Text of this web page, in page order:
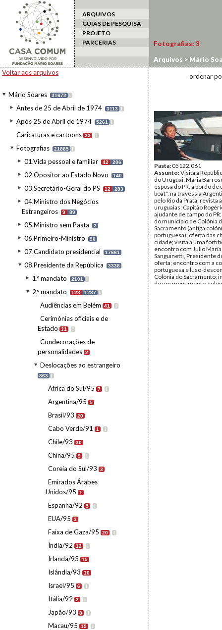
ARQUIVOS
GUIAS DE PESQUISA
PROJETO
PARCERIAS
Voltar aos arquivos
Mário Soares 31672 I
Antes de 25 de Abril de 1974 3113 I
Após 25 de Abril de 1974 5261 I
Caricaturas e cartoons 33 I
Fotografias 21885 I
01.Vida pessoal e familiar 42 206
02.Opositor ao Estado Novo 140
03.Secretário-Geral do PS 12 283
04.Ministro dos Negócios
Estrangeiros
9 89
05.Ministro sem Pasta 2
06.Primeiro-Ministro 90
07.Candidato presidencial 17661
08.Presidente da República 3338
1.º mandato 2101 I
2.º mandato 123 1237 I
Audiências em Belém 41 I
Cerimónias oficiais e de
Estado
31 I
Condecorações de
personalidades 2
Deslocações ao estrangeiro
863 I
África do Sul/95 7 I
Argentina/95 5
Brasil/93 20
Cabo Verde/91 1 I
Chile/93 30
China/95 9 I
Coreia do Sul/93 3
Emirados Árabes
Unidos/95
1
Espanha/92 5 I
EUA/95 3
Faixa de Gaza/95 20 I
Índia/92 12 I
Irlanda/93 15
Islândia/93 10
Israel/95 6 I
Itália/92 2 I
Japão/93 8 I
Macau/95 15 I
Fotografias: 3
Arquivos > Mário
estrangeiro>
ordenar
Pasta:05122.061
Assunto:Visita à
do Uruguai; Maria
esposa do PR, a bordo
boat", na travessia
pelo Rio da Prata; revista
uruguaias; Capitão
ajudante de campo do
do município de Colónia
Sacramento (antiga
portuguesa); oferta das
cidade; visita a uma
encontro com Julio María
Sanguinetti, Presidente
oferta; encontro com a
portuguesa e luso-
Colónia do Sacramento;
de um monumento,